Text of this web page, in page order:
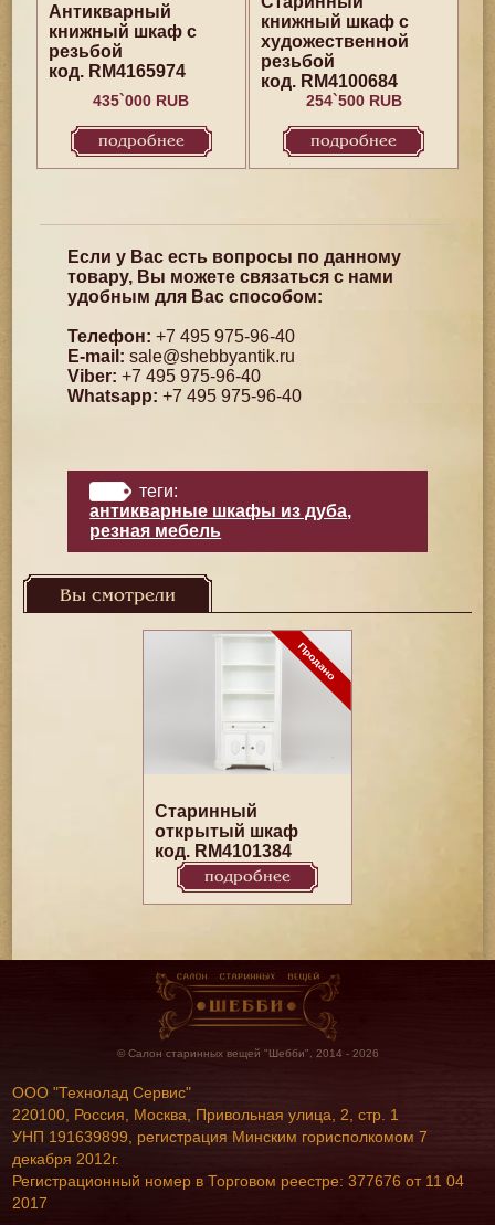
Антикварный
книжный шкаф с
резьбой
код. RM4165974
435`000 RUB
подробнее
книжный шкаф с
художественной
резьбой
код. RM4100684
254`500 RUB
подробнее
Если у Вас есть вопросы по данному
товару, Вы можете связаться с нами
удобным для Вас способом:
Телефон: +7 495 975-96-40
E-mail: sale@shebbyantik.ru
Viber: +7 495 975-96-40
Whatsapp: +7 495 975-96-40
теги:
антикварные шкафы из дуба,
резная мебель
Вы смотрели
Старинный
открытый шкаф
код. RM4101384
подробнее
© Салон старинных вещей "Шебби", 2014 - 2026
ООО "Технолад Сервис"
220100, Россия, Москва, Привольная улица, 2, стр. 1
УНП 191639899, регистрация Минским горисполкомом 7
декабря 2012г.
Регистрационный номер в Торговом реестре: 377676 от 11 04
2017